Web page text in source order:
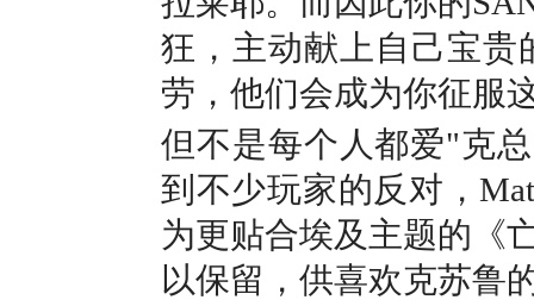
狂，主动献上自己宝贵
劳，他们会成为你征服
但不是每个人都爱"克
到不少玩家的反对，
为更贴合埃及主题的《
以保留，供喜欢克苏鲁